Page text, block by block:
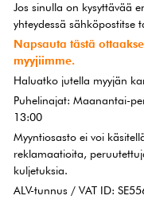
Jos sinulla on kysyttävää
yhteydessä sähköpostitse
Napsauta tästä
myyjiimme.
Haluatko jutella myyjän
Puhelinajat: Maanantai-
13:00
Myyntiosasto ei voi
reklamaatioita,
kuljetuksia.
ALV-tunnus / VAT ID: